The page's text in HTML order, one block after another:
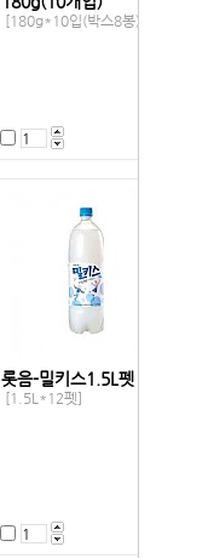
[180g*10입(박스8봉)]
롯음-밀키스1.5L펫
[1.5L*12펫]